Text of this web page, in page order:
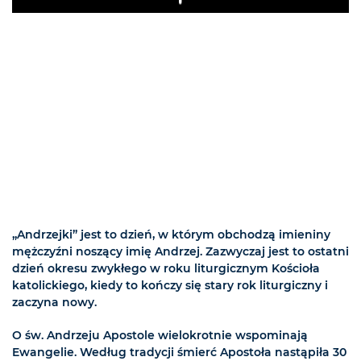
Play
„Andrzejki” jest to dzień, w którym obchodzą imieniny
mężczyźni noszący imię Andrzej. Zazwyczaj jest to ostatni
dzień okresu zwykłego w roku liturgicznym Kościoła
katolickiego, kiedy to kończy się stary rok liturgiczny i
zaczyna nowy.
O św. Andrzeju Apostole wielokrotnie wspominają
Ewangelie. Według tradycji śmierć Apostoła nastąpiła 30